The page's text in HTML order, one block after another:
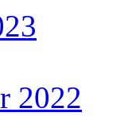
2022